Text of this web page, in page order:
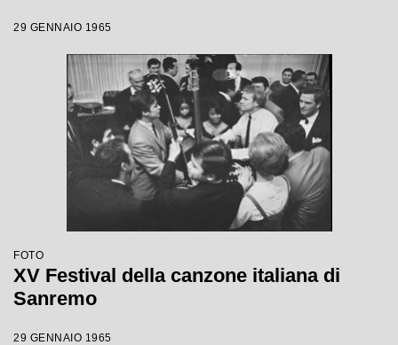
29 GENNAIO 1965
FOTO
XV Festival della canzone italiana di
Sanremo
29 GENNAIO 1965